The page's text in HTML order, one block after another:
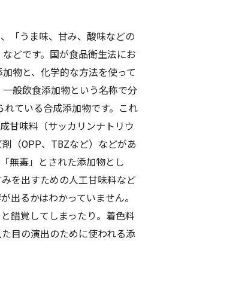
「うま味、甘み、酸味などの
どです。国が食品衛生法にお
物と、化学的な方法を使って
般飲食添加物という名称で分
ている合成添加物です。これ
甘味料（サッカリンナトリウ
（OPP、TBZなど）などがあ
無毒」とされた添加物とし
を出すための人工甘味料など
出るかはわかっていません。
錯覚してしまったり。着色料
目の演出のために使われる添